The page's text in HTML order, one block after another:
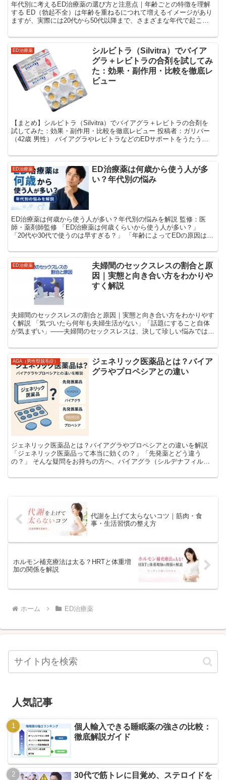
年代別に考えるED治療薬の選び方と注意点｜年齢ごとの特徴を理解
する ED（勃起不全）は年齢を重ねるにつれて増えるイメージがあり
ますが、実際には20代から50代以降まで、さまざまな年代で起こり
ED治療薬
シルビトラ（Silvitra）でバイア
グラ＋レビトラの合剤を試してみ
た：効果・副作用・比較を徹底レ
ビュー
【まとめ】シルビトラ（Silvitra）でバイアグラ＋レビトラの合剤を
試してみた：効果・副作用・比較を徹底レビュー 投稿者：ガリバー
（42歳 男性） バイアグラやレビトラなどのEDサポートをうたう商
ED治療薬
ED治療薬は何歳から使う人が多
い？年代別の悩み
ED治療薬は何歳から使う人が多い？年代別の悩みを解説 監修：医
師・薬剤師監修 「ED治療薬は何歳くらいから使う人が多い？」
「20代や30代で使うのは早すぎる？」 「年齢によってEDの原因は違
ED治療薬
夫婦間のセックスレスの割合と原
因｜実態と向き合い方をわかりや
すく解説
夫婦間のセックスレスの割合と原因｜実態と向き合い方をわかりやす
く解説 「気づいたら何年も夫婦生活がない」「話題にすること自体
が気まずい」――夫婦間のセックスレスは、決して珍しい悩みではあ
AGA（男性型脱毛症）
ジェネリック医薬品とは？バイア
グラやプロペシアとの違い
ジェネリック医薬品とは？バイアグラやプロペシアとの違いを解説
「ジェネリック医薬品って本当に効くの？」「先発薬とどう違う
の？」 そんな疑問をお持ちの方へ、バイアグラ（シルデナフィル）
代謝を上げて太らないコツ｜筋肉・食
事・生活習慣の整え方
ホルモン補充療法は太る？HRTと体重増
加の関係を解説
ホーム ED治療薬
人気記事
個人輸入できる睡眠薬の強さの比較：
徹底解説ガイド
30代で筋トレに目覚め、ステロイドを